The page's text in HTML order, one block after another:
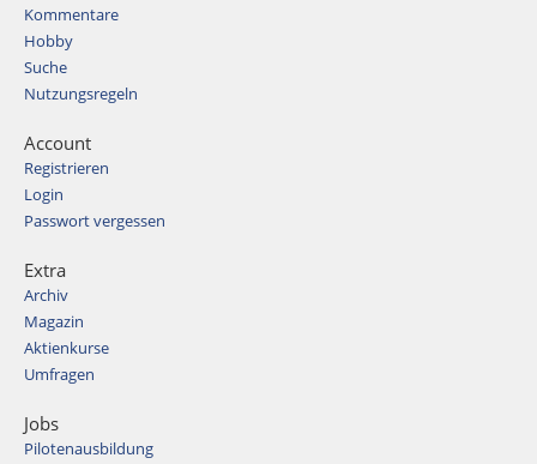
Kommentare
Hobby
Suche
Nutzungsregeln
Account
Registrieren
Login
Passwort vergessen
Extra
Archiv
Magazin
Aktienkurse
Umfragen
Jobs
Pilotenausbildung